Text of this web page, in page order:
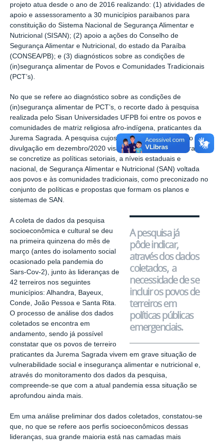
projeto atua desde o ano de 2016 realizando: (1) atividades de
apoio e assessoramento a 30 municípios paraibanos para
constituição do Sistema Nacional de Segurança Alimentar e
Nutricional (SISAN); (2) apoio a ações do Conselho de
Segurança Alimentar e Nutricional, do estado da Paraíba
(CONSEA/PB); e (3) diagnósticos sobre as condições de
(in)segurança alimentar de Povos e Comunidades Tradicionais
(PCT’s).
No que se refere ao diagnóstico sobre as condições de
(in)segurança alimentar de PCT’s, o recorte dado à pesquisa
realizada pelo Sisan Universidades UFPB foi entre os povos e
comunidades de matriz religiosa afro-indígena, praticantes da
Jurema Sagrada. A pesquisa cujos resultados tem previsão de
divulgação em dezembro/2020 visa fornecer subsídios para que
se concretize as políticas setoriais, a níveis estaduais e
nacional, de Segurança Alimentar e Nutricional (SAN) voltada
aos povos e às comunidades tradicionais, como preconizado no
conjunto de políticas e propostas que formam os planos e
sistemas de SAN.
A pesquisa já
pôde indicar,
através dos dados
coletados, a
necessidade de se
incluir os povos de
terreiros em
políticas públicas
emergenciais.
A coleta de dados da pesquisa
socioeconômica e cultural se deu
na primeira quinzena do mês de
março (antes do isolamento social
ocasionado pela pandemia do
Sars-Cov-2), junto às lideranças de
42 terreiros nos seguintes
municípios: Alhandra, Bayeux,
Conde, João Pessoa e Santa Rita.
O processo de análise dos dados
coletados se encontra em
andamento, sendo já possível
constatar que os povos de terreiro
praticantes da Jurema Sagrada vivem em grave situação de
vulnerabilidade social e insegurança alimentar e nutricional e,
através do monitoramento dos dados da pesquisa,
compreende-se que com a atual pandemia essa situação se
aprofundou ainda mais.
Em uma análise preliminar dos dados coletados, constatou-se
que, no que se refere aos perfis socioeconômicos dessas
lideranças, sua grande maioria está nas camadas mais